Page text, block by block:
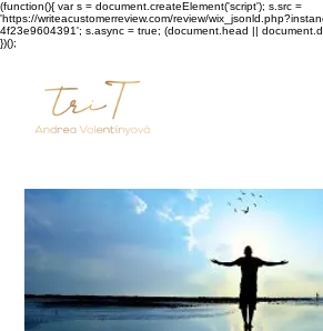
(function(){ var s = document.createElement('script'); s.src =
'https://writeacustomerreview.com/review/
4f23e9604391'; s.async = true; (document.head ||
})();